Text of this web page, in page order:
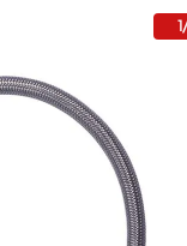
1/
closet